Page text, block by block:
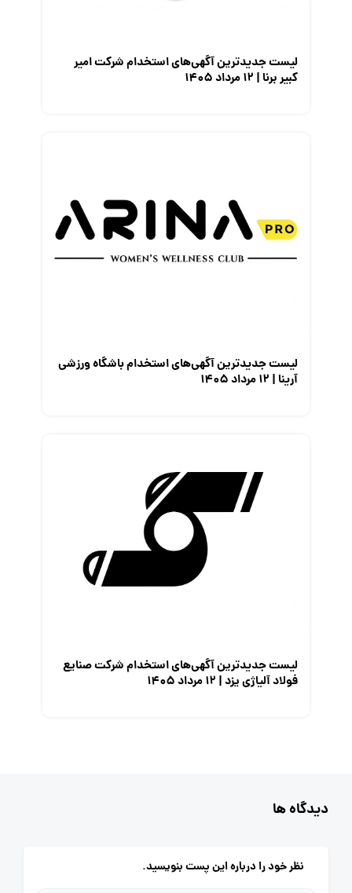
لیست جدیدترین آگهی‌های استخدام شرکت امیر
کبیر برنا | ۱۲ مرداد ۱۴۰۵
لیست جدیدترین آگهی‌های استخدام باشگاه ورزشی
آرینا | ۱۲ مرداد ۱۴۰۵
لیست جدیدترین آگهی‌های استخدام شرکت صنایع
فولاد آلیاژی یزد | ۱۲ مرداد ۱۴۰۵
دیدگاه ها
نظر خود را درباره این پست بنویسید.